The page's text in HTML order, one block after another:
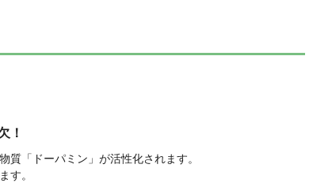
！
「ドーパミン」が活性化されます。
す。